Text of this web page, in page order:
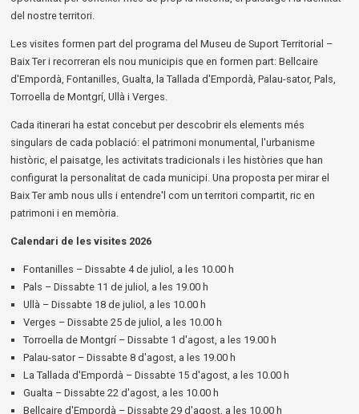
del nostre territori.
Les visites formen part del programa del Museu de Suport Territorial –
Baix Ter i recorreran els nou municipis que en formen part: Bellcaire
d'Empordà, Fontanilles, Gualta, la Tallada d'Empordà, Palau-sator, Pals,
Torroella de Montgrí, Ullà i Verges.
Cada itinerari ha estat concebut per descobrir els elements més
singulars de cada població: el patrimoni monumental, l'urbanisme
històric, el paisatge, les activitats tradicionals i les històries que han
configurat la personalitat de cada municipi. Una proposta per mirar el
Baix Ter amb nous ulls i entendre'l com un territori compartit, ric en
patrimoni i en memòria.
Calendari de les visites 2026
Fontanilles – Dissabte 4 de juliol, a les 10.00 h
Pals – Dissabte 11 de juliol, a les 19.00 h
Ullà – Dissabte 18 de juliol, a les 10.00 h
Verges – Dissabte 25 de juliol, a les 10.00 h
Torroella de Montgrí – Dissabte 1 d'agost, a les 19.00 h
Palau-sator – Dissabte 8 d'agost, a les 19.00 h
La Tallada d'Empordà – Dissabte 15 d'agost, a les 10.00 h
Gualta – Dissabte 22 d'agost, a les 10.00 h
Bellcaire d'Empordà – Dissabte 29 d'agost, a les 10.00 h